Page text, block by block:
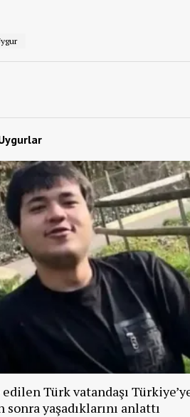
edilen Türk vatandaşı
yaşadıklarını anlattı